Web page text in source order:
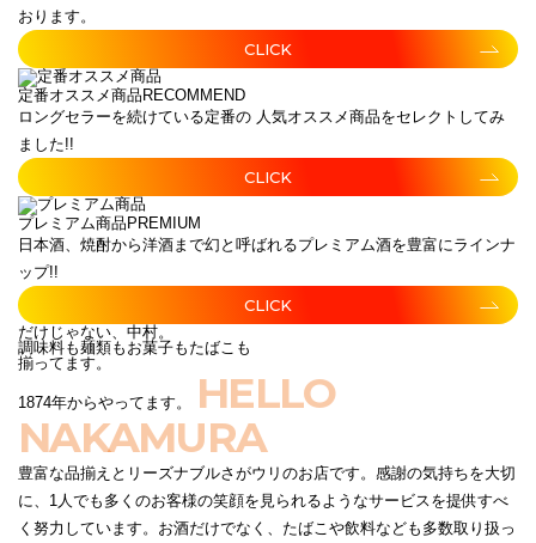
おります。
CLICK
定番オススメ商品 RECOMMEND
ロングセラーを続けている定番の 人気オススメ商品をセレクトしてみ
ました!!
CLICK
プレミアム商品 PREMIUM
日本酒、焼酎から洋酒まで幻と呼ばれるプレミアム酒を豊富にラインナ
ップ!!
CLICK
だけじゃない、中村。
調味料も麺類もお菓子もたばこも
揃ってます。
1874年からやってます。
HELLO
NAKAMURA
豊富な品揃えとリーズナブルさがウリのお店です。感謝の気持ちを大切
に、1人でも多くのお客様の笑顔を見られるようなサービスを提供すべ
く努力しています。お酒だけでなく、たばこや飲料なども多数取り扱っ